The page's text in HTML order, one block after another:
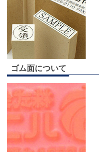
ゴム面について